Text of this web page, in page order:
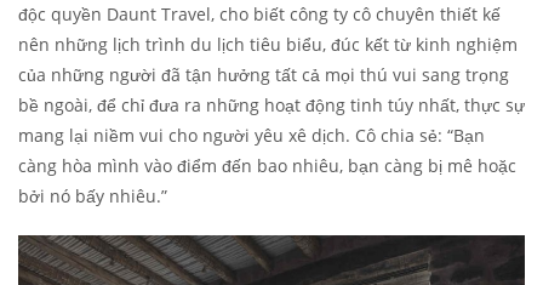
độc quyền Daunt Travel, cho biết công ty cô chuyên thiết kế
nên những lịch trình du lịch tiêu biểu, đúc kết từ kinh nghiệm
của những người đã tận hưởng tất cả mọi thú vui sang trọng
bề ngoài, để chỉ đưa ra những hoạt động tinh túy nhất, thực sự
mang lại niềm vui cho người yêu xê dịch. Cô chia sẻ: “Bạn
càng hòa mình vào điểm đến bao nhiêu, bạn càng bị mê hoặc
bởi nó bấy nhiêu.”